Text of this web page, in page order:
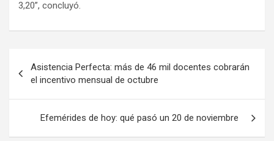
3,20”, concluyó.
de
entradas
Asistencia Perfecta: más de 46 mil docentes cobrarán
el incentivo mensual de octubre
Efemérides de hoy: qué pasó un 20 de noviembre